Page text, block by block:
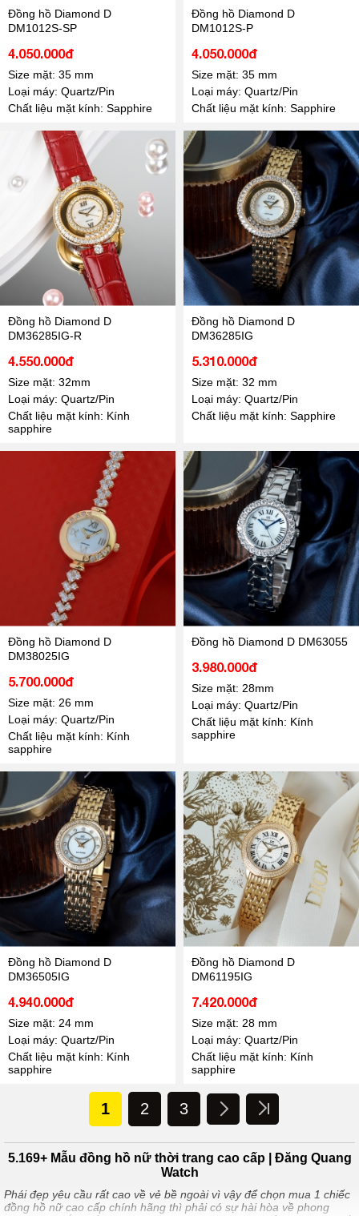
Đồng hồ Diamond D
DM1012S-SP
4.050.000đ
Size mặt: 35 mm
Loại máy: Quartz/Pin
Chất liệu mặt kính: Sapphire
Đồng hồ Diamond D
DM1012S-P
4.050.000đ
Size mặt: 35 mm
Loại máy: Quartz/Pin
Chất liệu mặt kính: Sapphire
Đồng hồ Diamond D
DM36285IG-R
4.550.000đ
Size mặt: 32mm
Loại máy: Quartz/Pin
Chất liệu mặt kính: Kính
sapphire
Đồng hồ Diamond D
DM36285IG
5.310.000đ
Size mặt: 32 mm
Loại máy: Quartz/Pin
Chất liệu mặt kính: Sapphire
Đồng hồ Diamond D
DM38025IG
5.700.000đ
Size mặt: 26 mm
Loại máy: Quartz/Pin
Chất liệu mặt kính: Kính
sapphire
Đồng hồ Diamond D DM63055
3.980.000đ
Size mặt: 28mm
Loại máy: Quartz/Pin
Chất liệu mặt kính: Kính
sapphire
Đồng hồ Diamond D
DM36505IG
4.940.000đ
Size mặt: 24 mm
Loại máy: Quartz/Pin
Chất liệu mặt kính: Kính
sapphire
Đồng hồ Diamond D
DM61195IG
7.420.000đ
Size mặt: 28 mm
Loại máy: Quartz/Pin
Chất liệu mặt kính: Kính
sapphire
1 2 3
5.169+ Mẫu đồng hồ nữ thời trang cao cấp | Đăng Quang
Watch
Phái đẹp yêu cầu rất cao về vẻ bề ngoài vì vậy để chọn mua 1 chiếc
đồng hồ nữ cao cấp chính hãng thì phải có sự hài hòa về phong